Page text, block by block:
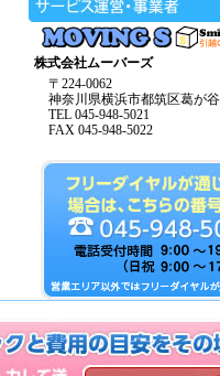
株式会社ムーバーズ
〒224-0062
神奈川県横浜市都筑区葛が
TEL 045-948-5021
FAX 045-948-5022